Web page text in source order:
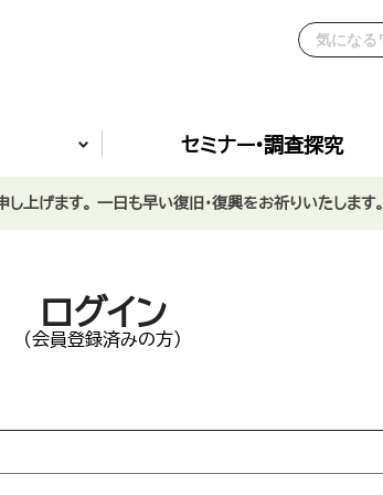
セミナー•調査探究
ログイン
(会員登録済みの方)
上げます。 一日も早い復旧・復興をお祈りいたします。